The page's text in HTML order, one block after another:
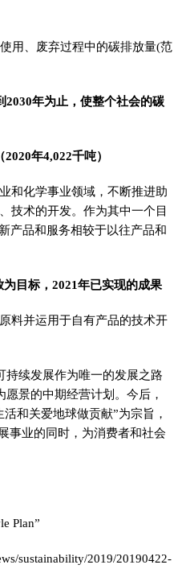
用、废弃过程中的碳排放量(范
年为止，使整个社会的碳
年4,022千吨）
和化学事业领域，不断推进助
技术的开发。作为其中一个目
产品和服务相较于以往产品和
目标，2021年已实现的成果
料并运用于自有产品的技术开
持续发展作为唯一的发展之路
愿景的中期经营计划。今后，
和关爱地球做贡献”为宗旨，
事业的同时，为消费者和社会
Plan”
sustainability/2019/20190422-